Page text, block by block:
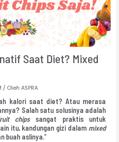
Saat Diet? Mixed
/ Oleh ASPRA
kalori saat diet? Atau merasa
Salah satu solusinya adalah
chipssangat praktis untuk
itu, kandungan gizi dalam mixed
buah aslinya.”